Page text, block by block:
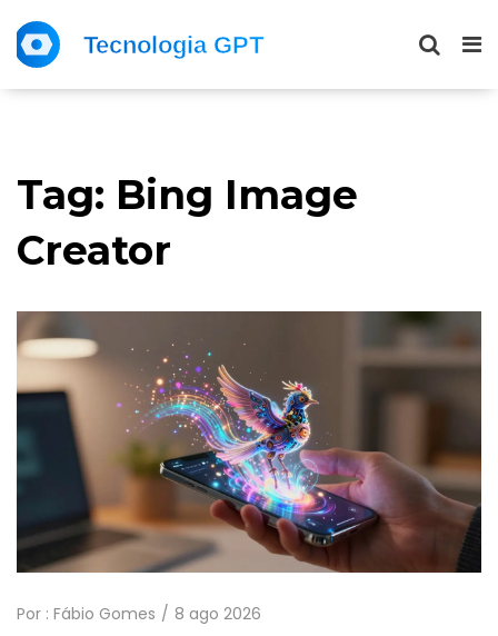
Tag: Bing Image
Creator
Por : Fábio Gomes 8 ago 2026